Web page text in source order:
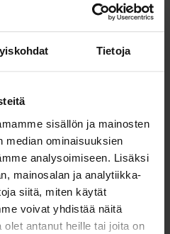
Tietoja
sisällön ja mainosten
median ominaisuuksien
analysoimiseen. Lisäksi
mainosalan ja analytiikka-
siitä, miten käytät
voivat yhdistää näitä
antanut heille tai joita on
että usein kiusaajalla
sanoo Keravan
ja -
on